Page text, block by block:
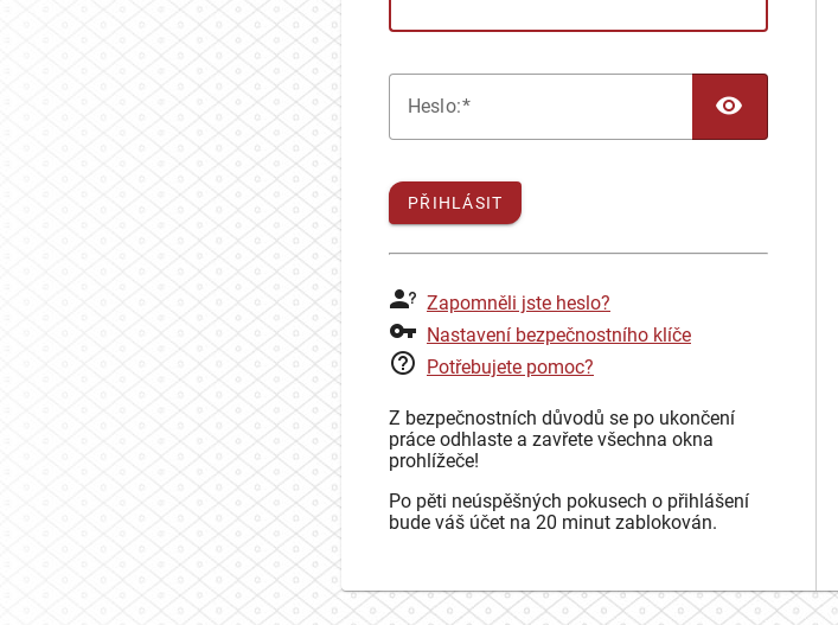
Heslo:
PŘIHLÁSIT
Zapomněli jste heslo?
Nastavení bezpečnostního klíče
Potřebujete pomoc?
Z bezpečnostních důvodů se po ukončení
práce odhlaste a zavřete všechna okna
prohlížeče!
Po pěti neúspěšných pokusech o přihlášení
bude váš účet na 20 minut zablokován.